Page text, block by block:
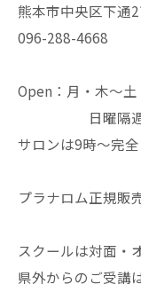
熊本市中央区下通2
096-288-4668
Open：月・木〜
日曜隔週
サロンは9時〜完
プラナロム正規販
スクールは対面・
県外からのご受講